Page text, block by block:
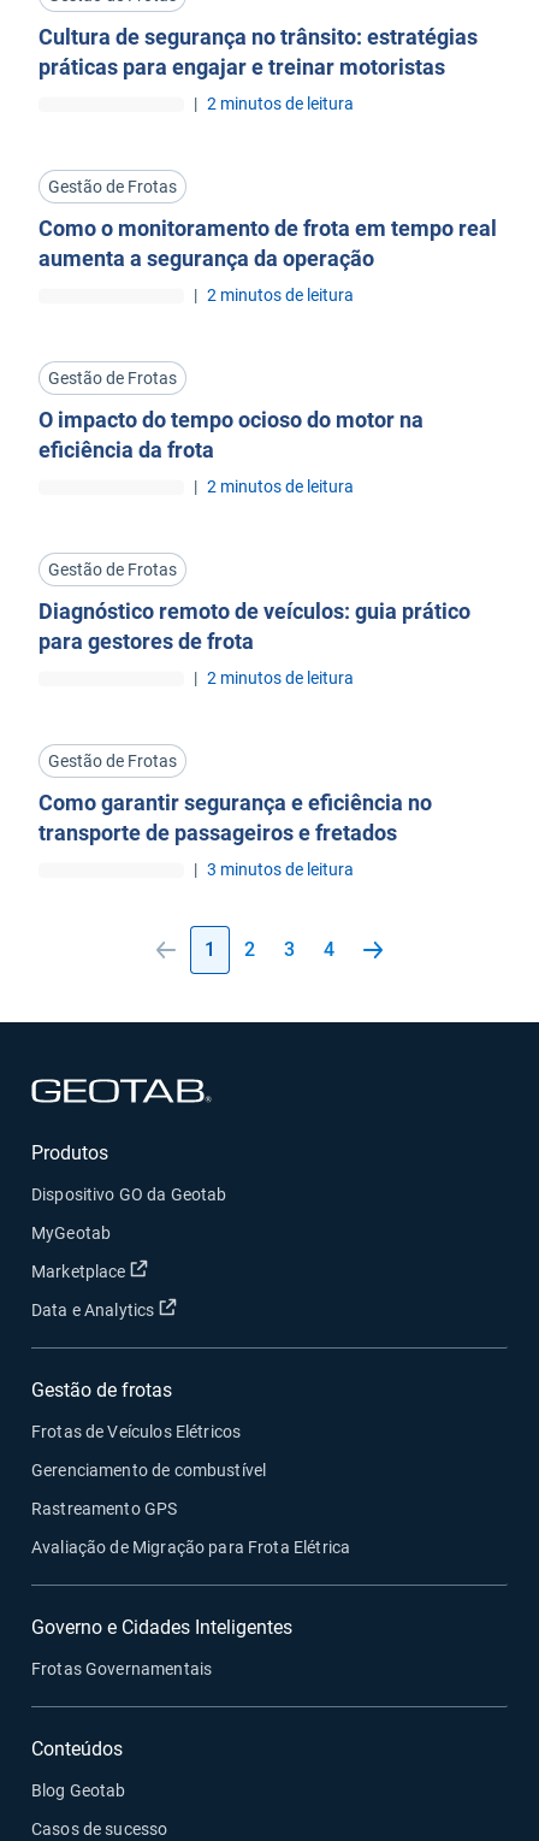
Cultura de segurança no trânsito: estratégias
práticas para engajar e treinar motoristas
| 2 minutos de leitura
Gestão de Frotas
Como o monitoramento de frota em tempo real
aumenta a segurança da operação
| 2 minutos de leitura
Gestão de Frotas
O impacto do tempo ocioso do motor na
eficiência da frota
| 2 minutos de leitura
Gestão de Frotas
Diagnóstico remoto de veículos: guia prático
para gestores de frota
| 2 minutos de leitura
Gestão de Frotas
Como garantir segurança e eficiência no
transporte de passageiros e fretados
| 3 minutos de leitura
1 2 3 4
Produtos
Dispositivo GO da Geotab
MyGeotab
Marketplace
Abrir em uma nova janela
Data e Analytics Abrir em uma nova janela
Gestão de frotas
Frotas de Veículos Elétricos
Gerenciamento de combustível
Rastreamento GPS
Avaliação de Migração para Frota Elétrica
Governo e Cidades Inteligentes
Frotas Governamentais
Conteúdos
Blog Geotab
Casos de sucesso